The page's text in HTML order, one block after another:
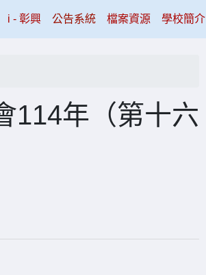
i - 彰興(current)
公告系統 檔案資源 學校簡介
114年（第十六